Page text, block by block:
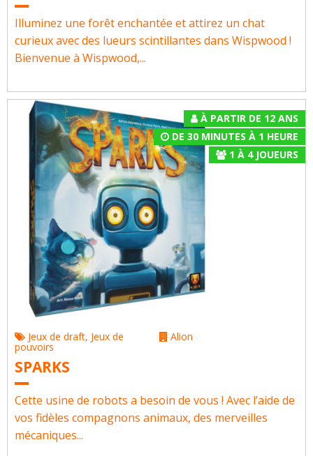
Illuminez une forêt enchantée et attirez un chat
curieux avec des lueurs scintillantes dans Wispwood !
Bienvenue à Wispwood,...
À PARTIR DE 12 ANS
DE 30 MINUTES À 1 HEURE
1 À 4JOUEURS
Jeux de draft, Jeux de
pouvoirs
Alion
SPARKS
Cette usine de robots a besoin de vous ! Avec l’aide de
vos fidèles compagnons animaux, des merveilles
mécaniques...